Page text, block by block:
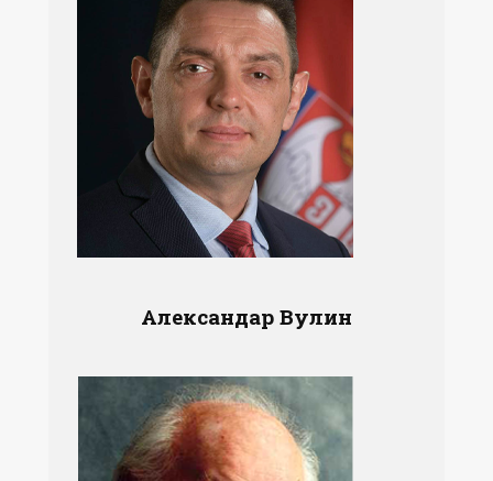
Александар Вулин